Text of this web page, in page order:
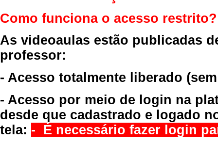
Como funciona o acesso restrito?
As videoaulas estão publicadas
professor:
- Acesso totalmente liberado
- Acesso por meio de login na
desde que cadastrado e logado
tela: - É necessário fazer login